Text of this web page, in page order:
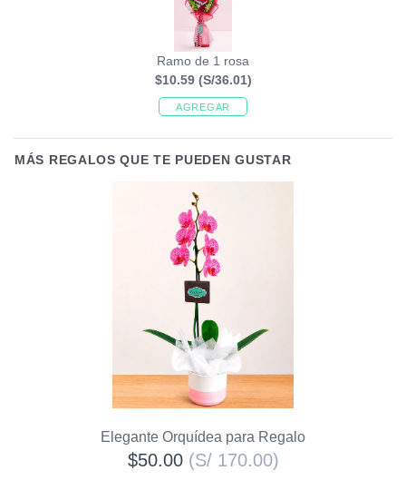
Ramo de 1 rosa
$10.59 (S/36.01)
AGREGAR
MÁS REGALOS QUE TE PUEDEN GUSTAR
Elegante Orquídea para Regalo
$50.00 (S/ 170.00)